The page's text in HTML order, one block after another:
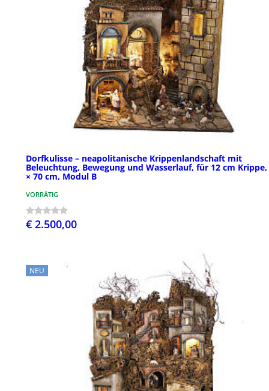
Dorfkulisse – neapolitanische Krippenlandschaft mit
Beleuchtung, Bewegung und Wasserlauf, für 12 cm Krippe,
× 70 cm, Modul B
VORRÄTIG
€ 2.500,00
NEU